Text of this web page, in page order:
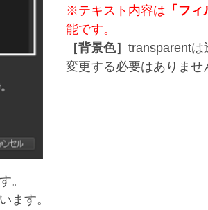
※テキスト内容は 「フ
能です。
［背景色］transparentは
変更する必要はありませ
。
ます。